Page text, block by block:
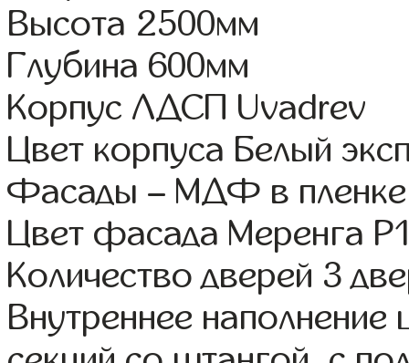
Высота 2500мм
Глубина 600мм
Корпус ЛДСП Uvadrev
Цвет корпуса Белый
Фасады – МДФ в
Цвет фасада Меренга
Количество дверей 3
Внутреннее